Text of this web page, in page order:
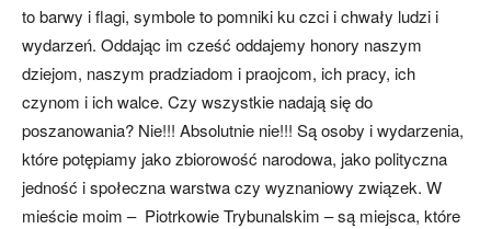
to barwy i flagi, symbole to pomniki ku czci i chwały ludzi i
wydarzeń. Oddając im cześć oddajemy honory naszym
dziejom, naszym pradziadom i praojcom, ich pracy, ich
czynom i ich walce. Czy wszystkie nadają się do
poszanowania? Nie!!! Absolutnie nie!!! Są osoby i wydarzenia,
które potępiamy jako zbiorowość narodowa, jako polityczna
jedność i społeczna warstwa czy wyznaniowy związek. W
mieście moim – Piotrkowie Trybunalskim – są miejsca, które